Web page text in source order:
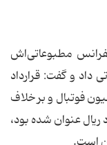
مطبوعاتی‌اش
داد و گفت: قرارداد
فوتبال و بر خلاف
ریال عنوان شده بود،